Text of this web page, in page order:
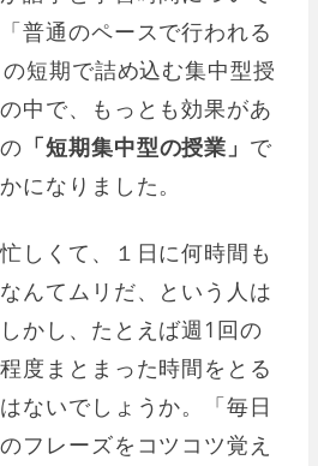
普通のペースで行われる
短期で詰め込む集中型授
中で、もっとも効果があ
「短期集中型の授業」 で
になりました。
しくて、１日に何時間も
んてムリだ、という人は
かし、たとえば週1回の
度まとまった時間をとる
ないでしょうか。「毎日
フレーズをコツコツ覚え